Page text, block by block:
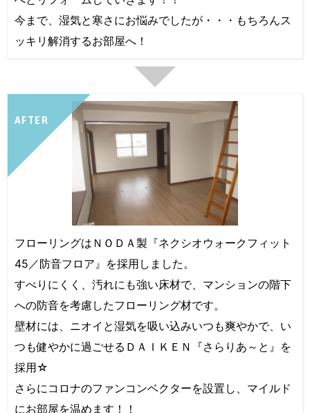
今まで、湿気と寒さにお悩みでしたが・・・もちろんス
ッキリ解消するお部屋へ！
AFTER
フローリングはＮＯＤＡ製『ネクシオウォークフィット
45／防音フロア』を採用しました。
すべりにくく、汚れにも強い床材で、マンションの階下
への防音を考慮したフローリング材です。
壁材には、ニオイと湿気を吸い込みいつも爽やかで、い
つも健やかに過ごせるＤＡＩＫＥＮ『さらりあ～と』を
採用☆
さらにコロナのファンコンベクターを設置し、マイルド
にお部屋を温めます！！